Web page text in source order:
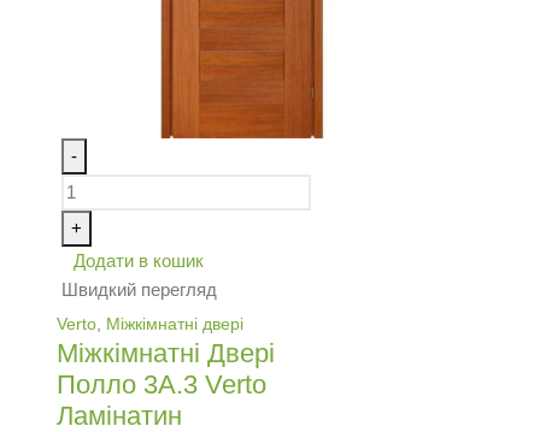
-
+
Додати в кошик
Швидкий перегляд
Verto Міжкімнатні двері
Міжкімнатні Двері
Полло 3А.3 Verto
Ламінатин